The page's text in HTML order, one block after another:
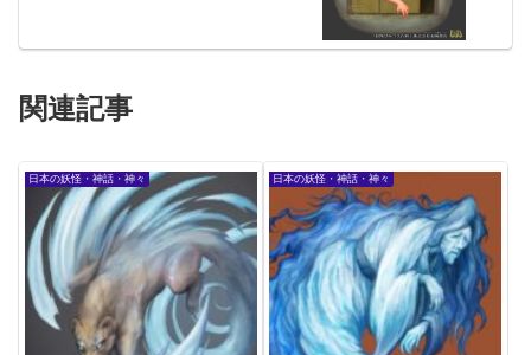
関連記事
日本の妖怪・神話・神々 日本の妖怪・神話・神々